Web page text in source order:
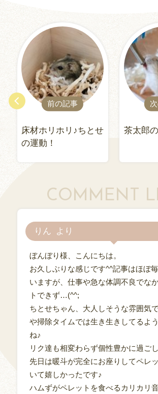
前の記事
床材ホリホリ♪ちとせ
の運動！
茶太郎
COMMENT
りん
ぼんぼり様、こんにちは。
お久しぶりな感じです^^記事はほぼ
いますが、仕事や急な体調不良でな
トできず…(^^;
ちとせちゃん、大人しそうな雰囲気
や掃除タイムでは生き生きしてるよ
ね♪
リク達も相変わらず個性豊かに過ご
先日は暖斗が完全にお座りしてペレ
いて嬉しかったです♪
ハムずがペレットを食べるカリカリ